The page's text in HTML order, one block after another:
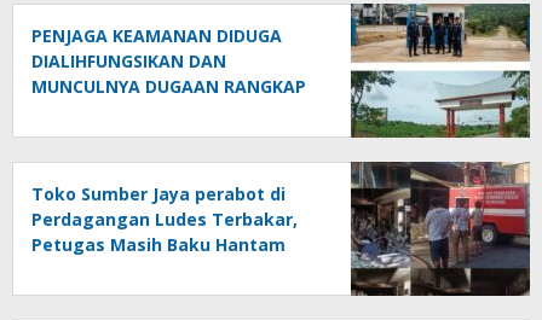
PENJAGA KEAMANAN DIDUGA
DIALIHFUNGSIKAN DAN
MUNCULNYA DUGAAN RANGKAP
PALMCO UNIT KEBUN MAYANG
Toko Sumber Jaya perabot di
Perdagangan Ludes Terbakar,
Petugas Masih Baku Hantam